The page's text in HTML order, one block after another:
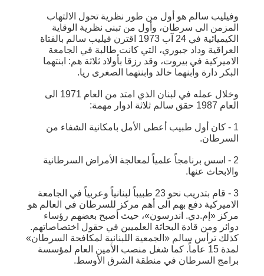
وفيليب سالم هو أول من طور نظرية تحول الالتهاب
المزمن الى سرطان، وأول من تبنى نظرية الوقاية
الكيميائية في 24 آب 1973 اقترن فيليب سالم بالفتاة
العراقية وداد جبوري، التي كانت طالبة في الجامعة
الاميركية في بيروت، وقد رزقا بأولاد ثلاثة هم: ابنتهما
البكر دارة وابنهما خالد وابنتهما الصغرى ريا.
وخلال عمله في لبنان الذي امتد من العام 1971 الى
العام 1987 حقق سالم ثلاثة ادوار مهمة:
1 - كان أول طبيب أعطى الأمل بامكانية الشفاء من
السرطان.
2 - اسس برنامجاً علمياً لمعالجة الأمراض السرطانية
والابحاث عنها.
3 - قام بتدريب نحو 23 طبيباً لبنانياً وعربياً في الجامعة
الاميركية دفع بهم الى أهم مركز للسرطان في العالم هو
مركز «إم.دي. اندرسون»، حيث أصبح بعضهم رؤساء
دوائر ومن قادة البحاثة العلميين في حقول اختصاصاتهم.
كذلك ترأس سالم «الجمعية اللبنانية لمكافحة السرطان»
لمدة 15 عاماً. كما شغل منصب الأمين العام لمؤسسة
برامج السرطان في منطقة الشرق الأوسط.